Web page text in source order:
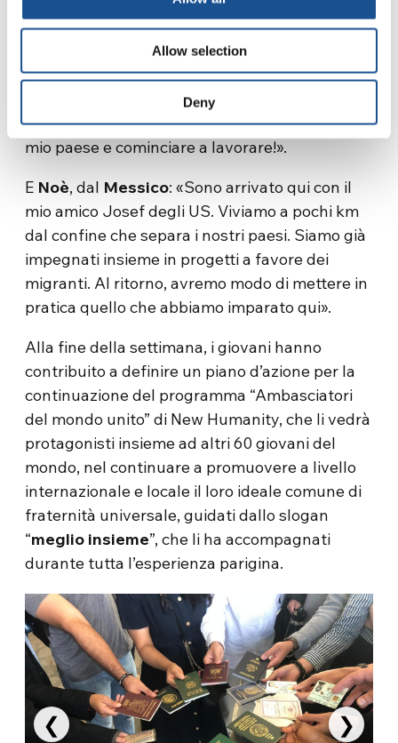
Allow selection
Deny
trovare soluzioni per il mio paese. Qui,ho
trovato coraggio e speranza, ho capito che ci
possiamo supportare, possiamo davvero
lavorare per raggiungere il mondo unito. So
che succederà! Sono molto felice di tornare nel
mio paese e cominciare a lavorare!».
E Noè, dal Messico: «Sono arrivato qui con il
mio amico Josef degli US. Viviamo a pochi km
dal confine che separa i nostri paesi. Siamo già
impegnati insieme in progetti a favore dei
migranti. Al ritorno, avremo modo di mettere in
pratica quello che abbiamo imparato qui».
Alla fine della settimana, i giovani hanno
contribuito a definire un piano d’azione per la
continuazione del programma “Ambasciatori
del mondo unito” di New Humanity, che li vedrà
protagonisti insieme ad altri 60 giovani del
mondo, nel continuare a promuovere a livello
internazionale e locale il loro ideale comune di
fraternità universale, guidati dallo slogan
“meglio insieme”, che li ha accompagnati
durante tutta l’esperienza parigina.
❮ ❯